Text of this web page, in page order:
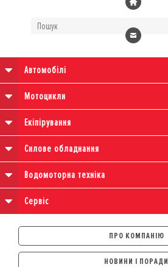
Автомобілі
Мотоцикли
Екіпірування
Силове обладнання
Водомоторна техніка
Сервіс
ПРО КОМПАНІЮ
НОВИНИ І ПОРАДИ